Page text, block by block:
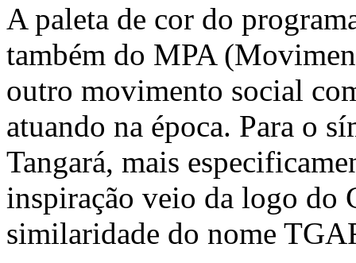
A paleta de cor do
também do MPA
outro movimento social
atuando na época. Para o
Tangará, mais
inspiração veio da logo do
similaridade do nome